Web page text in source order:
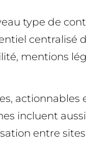
type de
centralisé
mentions
incluent
entre